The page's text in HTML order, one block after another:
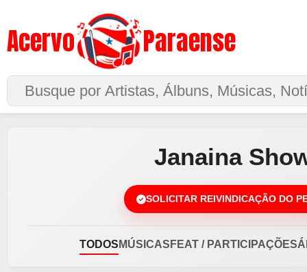
Acervo Paraense
Buscar no Site
Janaina
SOLICITAR REIVINDICAÇÃO DO
TODOS MÚSICAS FEAT / PARTICIPAÇÕES